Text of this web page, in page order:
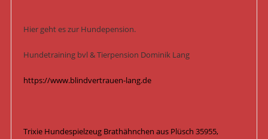
Hier geht es zur Hundepension.
Hundetraining bvl & Tierpension Dominik Lang
https://www.blindvertrauen-lang.de
Trixie Hundespielzeug Brathähnchen aus Plüsch 35955,